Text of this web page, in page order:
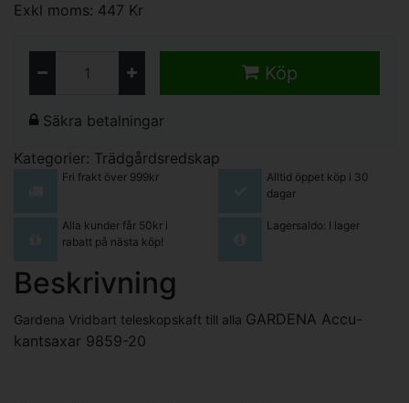
Exkl moms: 447 Kr
Köp
Säkra betalningar
Kategorier: Trädgårdsredskap
Fri frakt över 999kr
Alltid öppet köp i 30
dagar
Alla kunder får 50kr i
rabatt på nästa köp!
Lagersaldo: I lager
Beskrivning
Gardena Vridbart teleskopskaft till alla GARDENA Accu-
kantsaxar 9859-20